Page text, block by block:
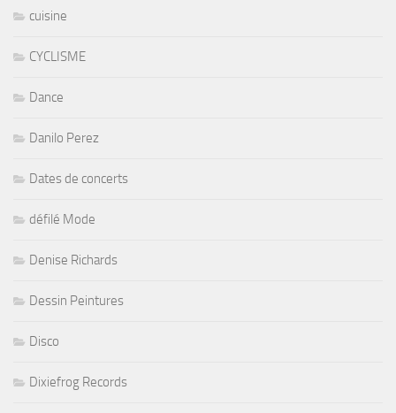
cuisine
CYCLISME
Dance
Danilo Perez
Dates de concerts
défilé Mode
Denise Richards
Dessin Peintures
Disco
Dixiefrog Records